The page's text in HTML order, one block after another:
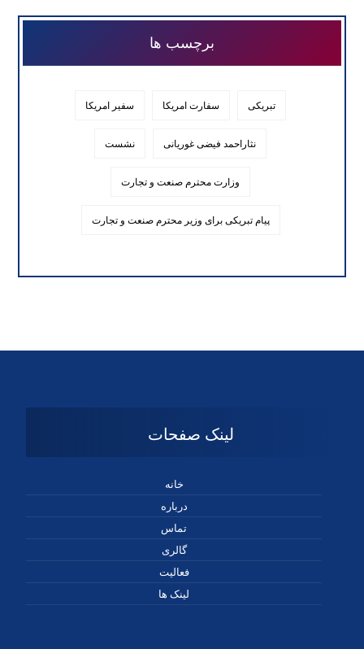
برچسب ها
تبریکی سفارت امریکا سفیر امریکا
نثاراحمد فیضی غوریانی نشست
وزارت محترم صنعت و تجارت
پیام تبریکی برای وزیر محترم صنعت و تجارت
لینک صفحات
خانه
درباره
تماس
گالری
فعالیت
لینک ها